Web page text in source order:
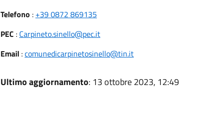
Telefono : +39 0872 869135
PEC : Carpineto.sinello@pec.it
Email:comunedicarpinetosinello@tin.it
Ultimo aggiornamento: 13 ottobre 2023, 12:49